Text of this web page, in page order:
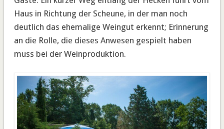
Haus in Richtung der Scheune, in der man noch
deutlich das ehemalige Weingut erkennt; Erinnerung
an die Rolle, die dieses Anwesen gespielt haben
muss bei der Weinproduktion.